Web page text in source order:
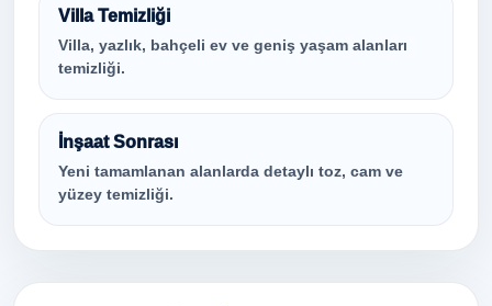
Villa Temizliği
Villa, yazlık, bahçeli ev ve geniş yaşam alanları
temizliği.
İnşaat Sonrası
Yeni tamamlanan alanlarda detaylı toz, cam ve
yüzey temizliği.